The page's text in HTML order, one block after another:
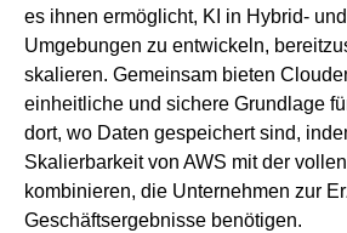
es ihnen ermöglicht, KI in Hybrid-
Umgebungen zu entwickeln,
skalieren. Gemeinsam bieten
einheitliche und sichere Grundlage
dort, wo Daten gespeichert sind,
Skalierbarkeit von AWS mit der
kombinieren, die Unternehmen zur
Geschäftsergebnisse benötigen.